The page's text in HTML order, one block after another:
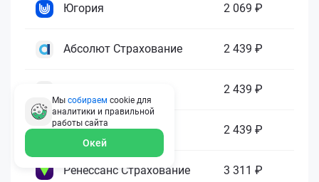
Югория 2 069 ₽
Абсолют Страхование 2 439 ₽
2 439 ₽
Гелиос 2 439 ₽
Ренессанс Страхование 3 311 ₽
Мы собираем cookie для
аналитики и правильной
работы сайта
Окей